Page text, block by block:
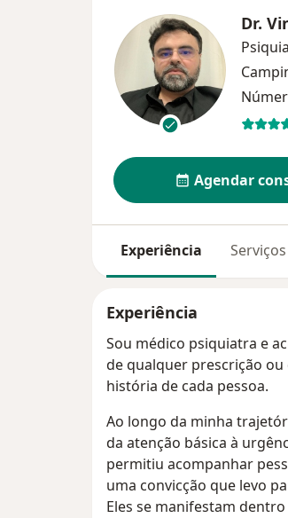
Dr.
Agendar
Experiência Serviços
Experiência
Sou médico psiquiatra e
de qualquer prescrição
história de cada pessoa.
Ao longo da minha
da atenção básica à
permitiu acompanhar
uma convicção que levo
Eles se manifestam